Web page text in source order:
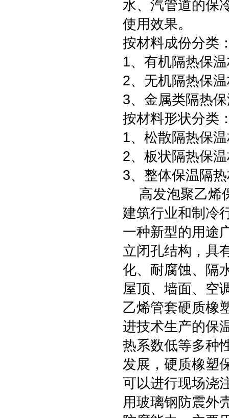
水、汽管道的保
使用效果。
按材料成份分类
1、有机隔热保
2、无机隔热保
3、金属类隔热
按材料形状分类
1、松散隔热保
2、板状隔热保
3、整体保温隔
高发泡聚乙烯
建筑行业和制冷
一种新型的用途
立闭孔结构，具
化、耐腐蚀、隔
屋顶、墙面、空
乙烯管套硬质橡
进技术生产的保
热系数低等多种
发展，硬质橡塑
可以进行现场浇
用玻璃钢防震外